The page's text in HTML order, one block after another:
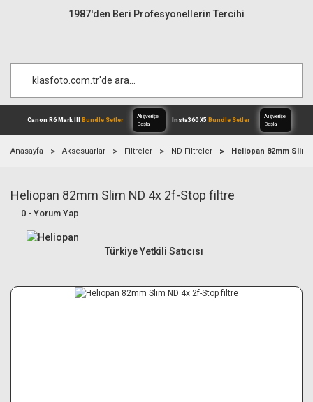
1987'den Beri Profesyonellerin Tercihi
Canon R6 Mark IIIBundle Setler
Alışverişe
Anasayfa Aksesuarlar Filtreler ND Filtreler Heliopan 82mm Slim
Heliopan 82mm Slim ND 4x 2f-Stop filtre
0 - Yorum Yap
Türkiye Yetkili Satıcısı